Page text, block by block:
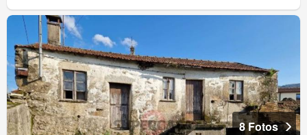
8 Fotos